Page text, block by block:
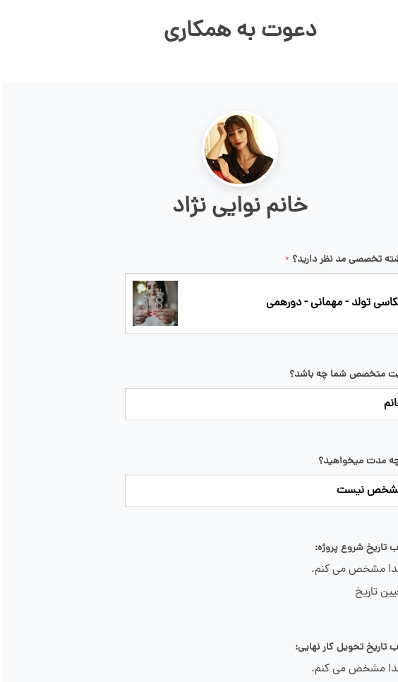
دعوت به همکاری
خانم نوایی نژاد
تخصصی مد نظر دارید؟ *
تولد - مهمانی - دورهمی
متخصص شما چه باشد؟
مدت میخواهید؟
نیست
تاریخ شروع پروژه:
مشخص می کنم.
تاریخ
تاریخ تحویل کار نهایی:
مشخص می کنم.